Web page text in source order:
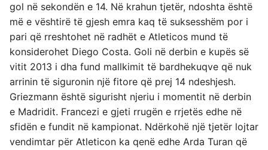
gol në sekondën e 14. Në krahun tjetër, ndoshta është
më e vështirë të gjesh emra kaq të suksesshëm por i
pari që rreshtohet në radhët e Atleticos mund të
konsiderohet Diego Costa. Goli në derbin e kupës së
vitit 2013 i dha fund mallkimit të bardhekuqve që nuk
arrinin të siguronin një fitore që prej 14 ndeshjesh.
Griezmann është sigurisht njeriu i momentit në derbin
e Madridit. Francezi e gjeti rrugën e rrjetës edhe në
sfidën e fundit në kampionat. Ndërkohë një tjetër lojtar
vendimtar për Atleticon ka qenë edhe Arda Turan që